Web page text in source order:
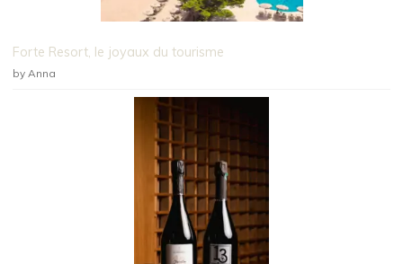
Forte Resort, le joyaux du tourisme
by Anna